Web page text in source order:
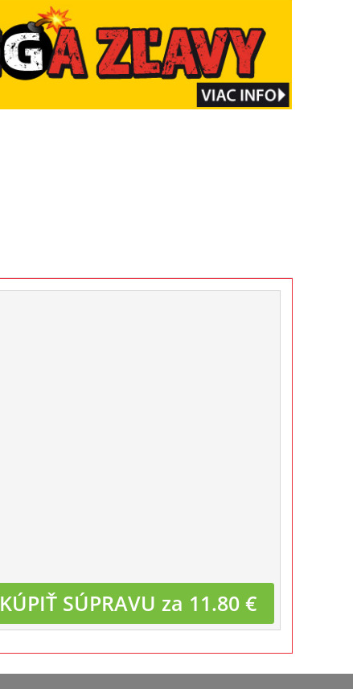
KÚPIŤ SÚPRAVU za 11.80 €